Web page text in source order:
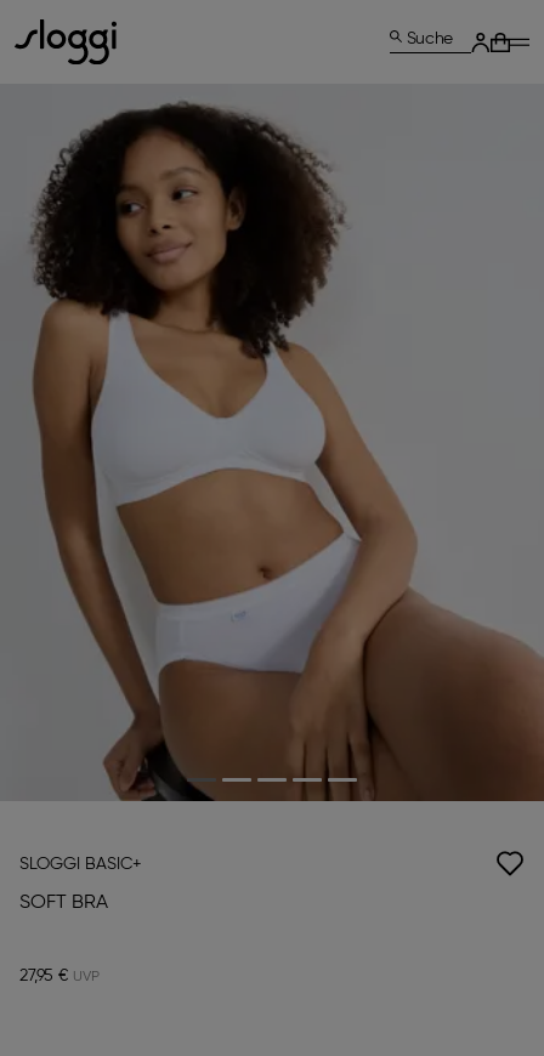
Suche
SLOGGI BASIC+
SOFT BRA
27,95 €